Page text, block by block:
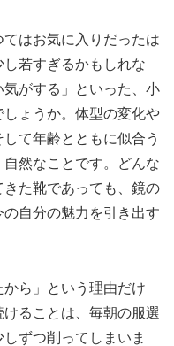
はお気に入りだったは
若すぎるかもしれな
がする」といった、小
ょうか。体型の変化や
て年齢とともに似合う
然なことです。どんな
た靴であっても、鏡の
自分の魅力を引き出す
から」という理由だけ
ることは、毎朝の服選
ずつ削ってしまいま